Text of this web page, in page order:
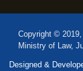
Copyright ©
Ministry of Law,
Designed &